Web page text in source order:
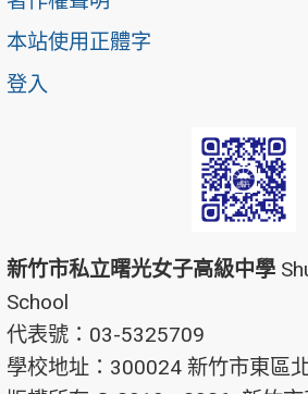
本站使用正體字
登入
新竹市私立曙光女子高級中學
School
代表號：03-5325709
學校地址：300024 新竹市東區